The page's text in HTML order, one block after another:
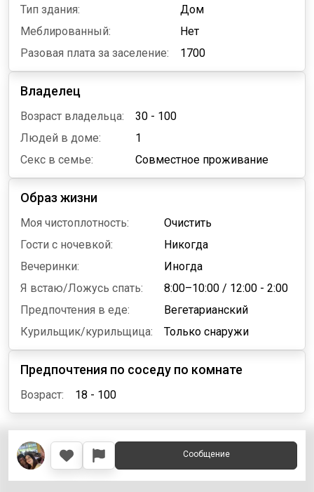
Тип здания:
Дом
Меблированный:
Нет
Разовая плата за заселение:
1700
Владелец
Возраст владельца:
30 - 100
Людей в доме:
1
Секс в семье:
Совместное проживание
Образ жизни
Моя чистоплотность:
Очистить
Гости с ночевкой:
Никогда
Вечеринки:
Иногда
Я встаю/Ложусь спать:
8:00–10:00 / 12:00 - 2:00
Предпочтения в еде:
Вегетарианский
Курильщик/курильщица:
Только снаружи
Предпочтения по соседу по комнате
Возраст: 18 - 100
Сообщение